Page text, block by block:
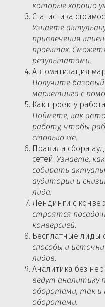
которые хорошо
Статистика
Узнаете
привлечения
проектах.
результатами.
Автоматизация
Получите
маркетинга с
Как проекту
Поймете, как
работу, чтобы
столько же.
Правила сбора
сетей. Узнаете,
собирать
аудитории и
лида.
Лендинги с
строятся
конверсией.
Бесплатные лиды
способы и
лидов.
Аналитика без
ведут аналитику
оборотами, так и
оборотами.